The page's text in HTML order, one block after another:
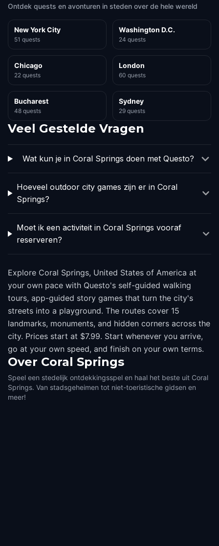
Ontdek quests en avonturen in steden over de hele wereld
New York City
51 quests
Washington D.C.
24 quests
Chicago
22 quests
London
60 quests
Bucharest
48 quests
Sydney
29 quests
Veel Gestelde Vragen
Wat kun je in Coral Springs doen met Questo?
Hoeveel outdoor city games zijn er in Coral
Springs?
Moet ik een activiteit in Coral Springs vooraf
reserveren?
Explore Coral Springs, United States of America at
your own pace with Questo's self-guided walking
tours, app-guided story games that turn the city's
streets into a playground. The routes cover 15
landmarks, monuments, and hidden corners across the
city. Prices start at $7.99. Start whenever you arrive,
go at your own speed, and finish on your own terms.
Over Coral Springs
Speel een stedelijk ontdekkingsspel en haal het beste uit Coral
Springs. Van stadsgeheimen tot niet-toeristische gidsen en
meer!